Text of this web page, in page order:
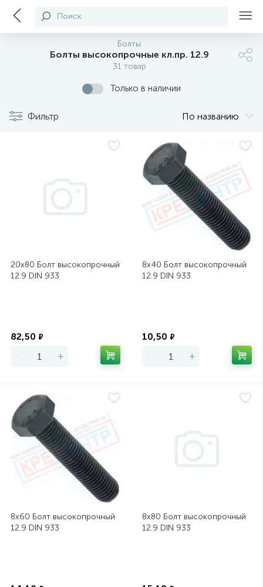
Поиск
Болты
Болты высокопрочные кл.пр. 12.9
31 товар
Только в наличии
Фильтр По названию
20х80 Болт высокопрочный
12.9 DIN 933
82,50 ₽
- +
8х40 Болт высокопрочный
12.9 DIN 933
10,50 ₽
- +
8х60 Болт высокопрочный
12.9 DIN 933
8х80 Болт высокопрочный
12.9 DIN 933